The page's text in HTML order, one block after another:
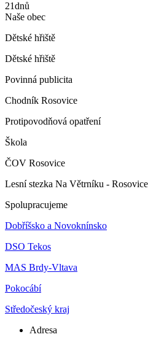
21dnů
Naše obec
Dětské hřiště
Dětské hřiště
Povinná publicita
Chodník Rosovice
Protipovodňová opatření
Škola
ČOV Rosovice
Lesní stezka Na Větrníku - Rosovice
Spolupracujeme
Dobříšsko a Novoknínsko
DSO Tekos
MAS Brdy-Vltava
Pokocábí
Středočeský kraj
Adresa